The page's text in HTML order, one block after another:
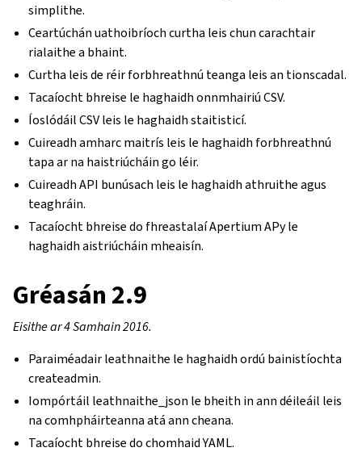
simplithe.
Ceartúchán uathoibríoch curtha leis chun carachtair
rialaithe a bhaint.
Curtha leis de réir forbhreathnú teanga leis an tionscadal.
Tacaíocht bhreise le haghaidh onnmhairiú CSV.
Íoslódáil CSV leis le haghaidh staitisticí.
Cuireadh amharc maitrís leis le haghaidh forbhreathnú
tapa ar na haistriúcháin go léir.
Cuireadh API bunúsach leis le haghaidh athruithe agus
teaghráin.
Tacaíocht bhreise do fhreastalaí Apertium APy le
haghaidh aistriúcháin mheaisín.
Gréasán 2.9
Eisithe ar 4 Samhain 2016.
Paraiméadair leathnaithe le haghaidh ordú bainistíochta
createadmin.
Iompórtáil leathnaithe_json le bheith in ann déileáil leis
na comhpháirteanna atá ann cheana.
Tacaíocht bhreise do chomhaid YAML.